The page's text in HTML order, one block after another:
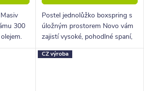
300
Postel jednolůžko boxspring s
úložným prostorem Novo vám
zajistí vysoké, pohodlné spaní,
úložný prostor i krásný
designový prvek do vaší
CZ výroba